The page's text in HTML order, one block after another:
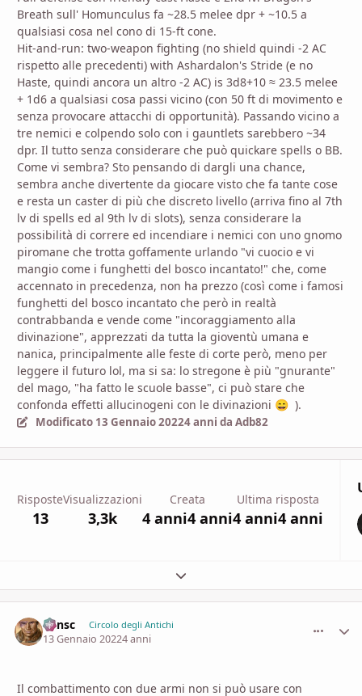
Breath sull' Homunculus fa ~28.5 melee dpr + ~10.5 a
qualsiasi cosa nel cono di 15-ft cone.
Hit-and-run: two-weapon fighting (no shield quindi -2 AC
rispetto alle precedenti) with Ashardalon's Stride (e no
Haste, quindi ancora un altro -2 AC) is 3d8+10 ≈ 23.5 melee
+ 1d6 a qualsiasi cosa passi vicino (con 50 ft di movimento e
senza provocare attacchi di opportunità). Passando vicino a
tre nemici e colpendo solo con i gauntlets sarebbero ~34
dpr. Il tutto senza considerare che può quickare spells o BB.
Come vi sembra? Sto pensando di dargli una chance,
sembra anche divertente da giocare visto che fa tante cose
e resta un caster di più che discreto livello (arriva fino al 7th
lv di spells ed al 9th lv di slots), senza considerare la
possibilità di correre ed incendiare i nemici con uno gnomo
piromane che trotta goffamente urlando "vi cuocio e vi
mangio come i funghetti del bosco incantato!" che, come
accennato in precedenza, non ha prezzo (così come i famosi
funghetti del bosco incantato che però in realtà
contrabbanda e vende come "incoraggiamento alla
divinazione", apprezzati da tutta la gioventù umana e
nanica, principalmente alle feste di corte però, meno per
leggere il futuro lol, ma si sa: lo stregone è più "gnurante"
del mago, "ha fatto le scuole basse", ci può stare che
confonda effetti allucinogeni con le divinazioni 😄 ).
Modificato 13 Gennaio 20224 anni da Adb82
Risposte
13
Visualizzazioni
3,3k
Creata
4 anni4 anni
Ultima risposta
4 anni4 anni
Espandi panoramica del topic
Minsc Circolo degli Antichi
13 Gennaio 20224 anni
Il combattimento con due armi non si può usare con